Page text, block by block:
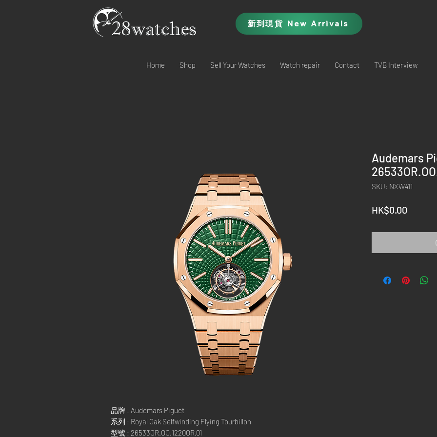
新到現貨 New Arrivals
Home Shop Sell Your Watches Watch repair Contact TVB Interview
品牌 : Audemars Piguet
系列 : Royal Oak Selfwinding Flying Tourbillon
型號 : 26533OR.OO.1220OR.01
Audemars
SKU: NXW411
HK$0.00